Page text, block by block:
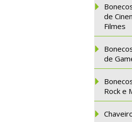
de
Filmes
de
Rock e